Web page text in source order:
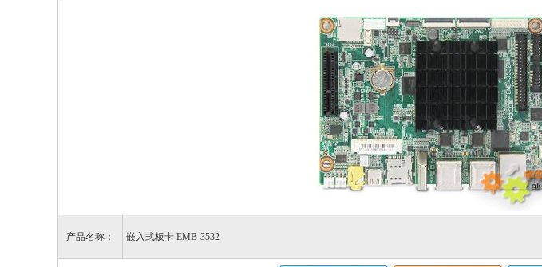
产品名称： 嵌入式板卡 EMB-3532